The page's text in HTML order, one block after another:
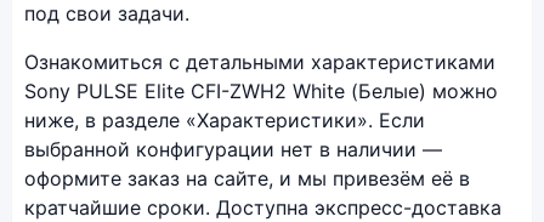
под свои задачи.
Ознакомиться с детальными характеристиками
Sony PULSE Elite CFI-ZWH2 White (Белые) можно
ниже, в разделе «Характеристики». Если
выбранной конфигурации нет в наличии —
оформите заказ на сайте, и мы привезём её в
кратчайшие сроки. Доступна экспресс-доставка